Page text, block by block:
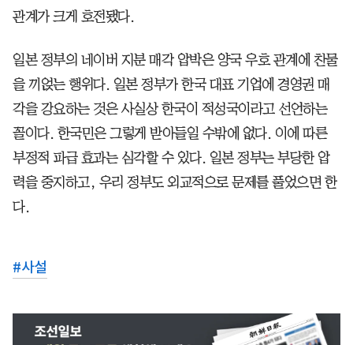
관계가 크게 호전됐다.
일본 정부의 네이버 지분 매각 압박은 양국 우호 관계에 찬물
을 끼얹는 행위다. 일본 정부가 한국 대표 기업에 경영권 매
각을 강요하는 것은 사실상 한국이 적성국이라고 선언하는
꼴이다. 한국민은 그렇게 받아들일 수밖에 없다. 이에 따른
부정적 파급 효과는 심각할 수 있다. 일본 정부는 부당한 압
력을 중지하고, 우리 정부도 외교적으로 문제를 풀었으면 한
다.
#사설